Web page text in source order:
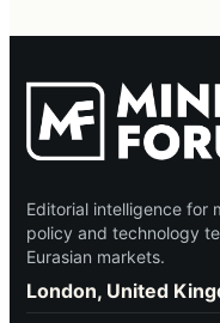
Editorial intelligence for
policy and technology
Eurasian markets.
London, United